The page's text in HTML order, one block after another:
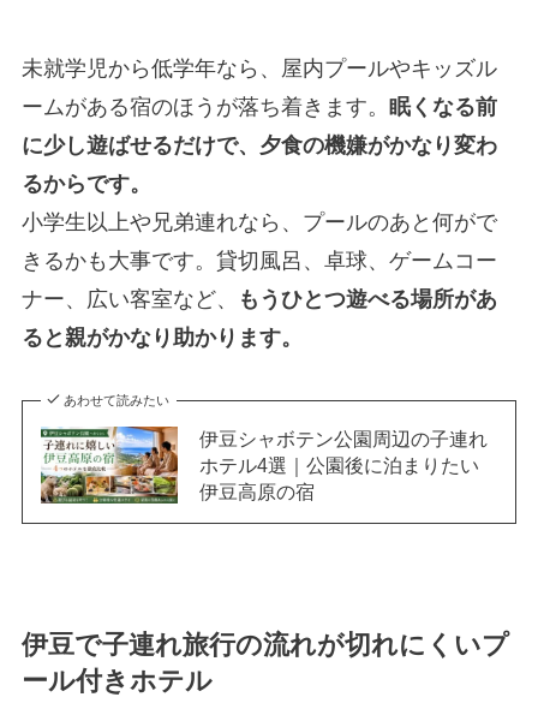
未就学児から低学年なら、屋内プールやキッズル
ームがある宿のほうが落ち着きます。 眠くなる前
に少し遊ばせるだけで、夕食の機嫌がかなり変わ
るからです。
小学生以上や兄弟連れなら、プールのあと何がで
きるかも大事です。貸切風呂、卓球、ゲームコー
ナー、広い客室など、
もうひとつ遊べる場所があ
ると親がかなり助かります。
あわせて読みたい
伊豆シャボテン公園周辺の子連れ
ホテル4選｜公園後に泊まりたい
伊豆高原の宿
伊豆で子連れ旅行の流れが切れにくいプ
ール付きホテル